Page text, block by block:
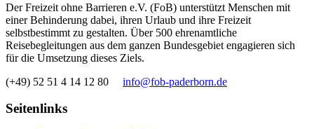
Der Freizeit ohne Barrieren e.V. (FoB) unterstützt Menschen mit
einer Behinderung dabei, ihren Urlaub und ihre Freizeit
selbstbestimmt zu gestalten. Über 500 ehrenamtliche
Reisebegleitungen aus dem ganzen Bundesgebiet engagieren sich
für die Umsetzung dieses Ziels.
(+49) 52 51 4 14 12 80 info@fob-paderborn.de
Seitenlinks